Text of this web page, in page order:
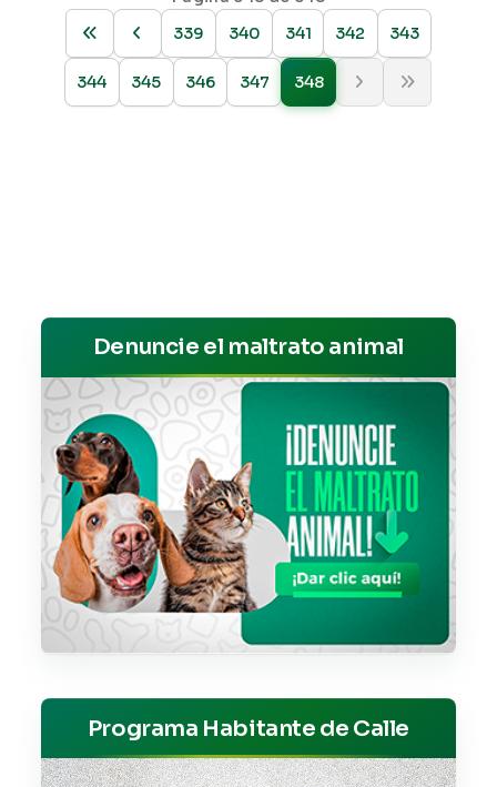
339
340 341 342 343
344 345 346 347 348
Denuncie el maltrato animal
Programa Habitante de Calle